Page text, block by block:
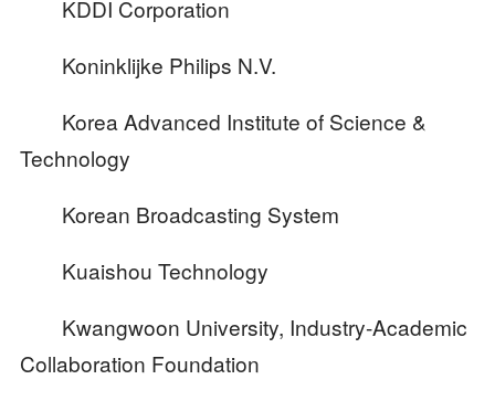
KDDI Corporation
Koninklijke Philips N.V.
Korea Advanced Institute of Science &
Technology
Korean Broadcasting System
Kuaishou Technology
Kwangwoon University, Industry-Academic
Collaboration Foundation